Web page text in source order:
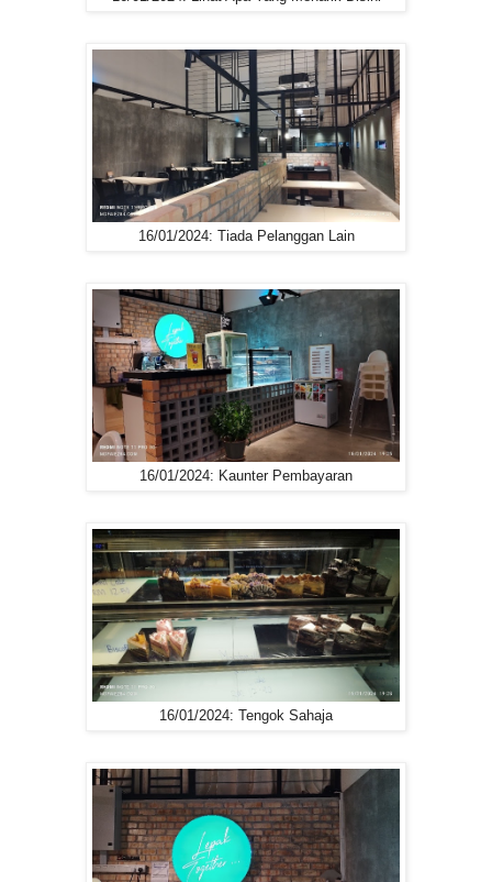
16/01/2024: Tiada Pelanggan Lain
16/01/2024: Kaunter Pembayaran
16/01/2024: Tengok Sahaja